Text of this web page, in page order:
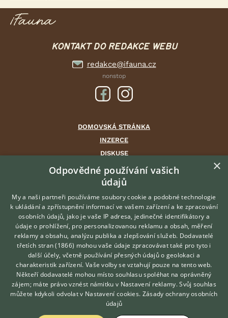
KONTAKT DO REDAKCE WEBU
redakce@ifauna.cz
nonstop
DOMOVSKÁ STRÁNKA
INZERCE
DISKUSE
ČLÁNKY
CHOVATELSKÉ STANICE
VÝBĚR VHODNÉHO PLEMENE
O nás
Kontakt
Možnosti zvýraznění inzerátů
Podmínky užití
Zpracování osobních údajů
Přihlášení
Hledáte zvířecího kamaráda?
Zdarma vám poradí
VETERINÁŘ ONLINE
KONZULTOVAT S
VETERINÁŘEM
×
Odpovědné používání vašich
údajů
My a naši partneři používáme soubory cookie a podobné technologie
k ukládání a zpřístupnění informací ve vašem zařízení a ke zpracování
osobních údajů, jako je vaše IP adresa, jedinečné identifikátory a
údaje o prohlížení, pro personalizovanou reklamu a obsah, měření
reklamy a obsahu, analýzu publika a zlepšování služeb. Dodavatelé
třetích stran (1866) mohou vaše údaje zpracovávat také pro tyto i
další účely, včetně používání přesných údajů o geolokaci a
charakteristik zařízení. Vaše volby se vztahují pouze na tento web.
Někteří dodavatelé mohou místo souhlasu spoléhat na oprávněný
zájem; máte právo vznést námitku v Nastavení reklamy. Svůj souhlas
můžete kdykoli odvolat v Nastavení cookies. Zásady ochrany osobních
údajů